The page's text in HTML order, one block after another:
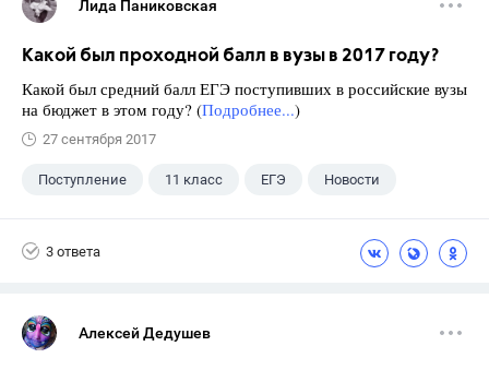
Лида Паниковская
Какой был проходной балл в вузы в 2017 году?
Какой был средний балл ЕГЭ поступивших в российские вузы
на бюджет в этом году? (Подробнее...)
27 сентября 2017
Поступление 11 класс ЕГЭ Новости
3 ответа
Алексей Дедушев